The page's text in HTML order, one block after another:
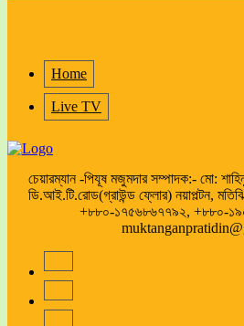
Home
Live TV
চেয়ারম্যান -পিযূষ মজুমদার সম্পাদক:- মো:
ডি.আই.টি.রোড(গ্রাউন্ড ফ্লোর) নয়াপল্টন,
+৮৮০-১৭৫৬৮৬৭৭৯২, +৮৮০-